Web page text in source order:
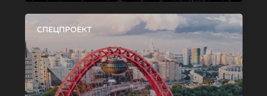
СПЕЦПРОЕКТ